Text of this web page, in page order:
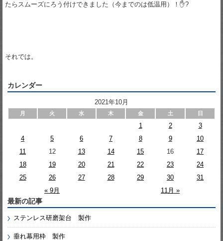
たらスムーズにろう付けできました（今までのは低温用）！✋?
それでは。
カレンダー
2021年10月
月 火 水 木 金 土 日
« 9月 11月 »
1 2
3
4
5 6 7 8 9
10
11
12 13 14 15 16
17
18
19 20 21 22 23
24
25
26 27 28 29 30 31
最新の記事
ステンレス研磨架台 製作
垂れ幕用枠 製作